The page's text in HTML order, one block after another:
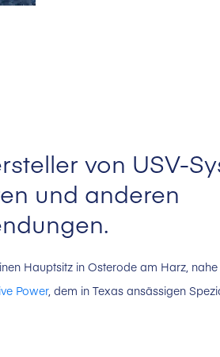
von USV-
und anderen
Hauptsitz in Osterode am Harz,
Power, dem in Texas ansässigen